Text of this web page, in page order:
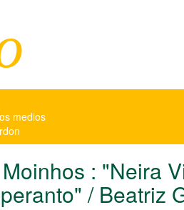
medios
: "Neira
/ Beatriz